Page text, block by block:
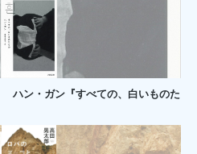
ハン・ガン『すべての、白いものた